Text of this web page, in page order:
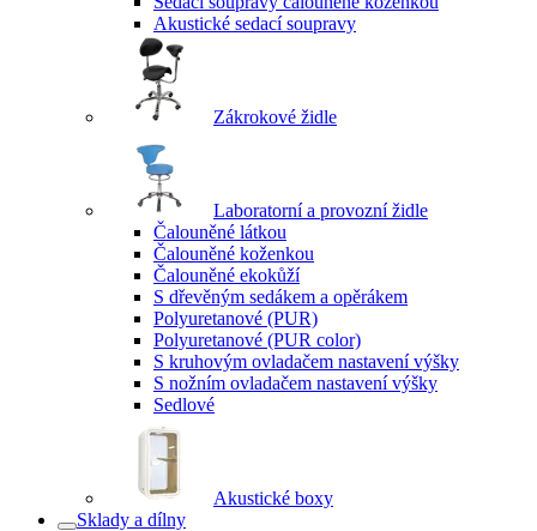
Akustické sedací soupravy
Zákrokové židle
Laboratorní a provozní židle
Čalouněné látkou
Čalouněné koženkou
Čalouněné ekokůží
S dřevěným sedákem a opěrákem
Polyuretanové (PUR)
Polyuretanové (PUR color)
S kruhovým ovladačem nastavení výšky
S nožním ovladačem nastavení výšky
Sedlové
Akustické boxy
Sklady a dílny